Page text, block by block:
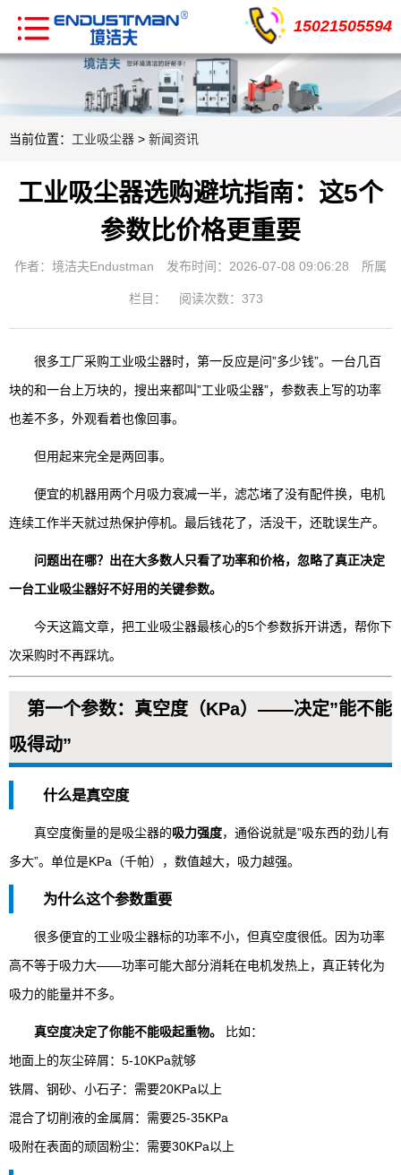
15021505594
当前位置： 工业吸尘器 > 新闻资讯
工业吸尘器选购避坑指南：这5个
参数比价格更重要
作者：境洁夫Endustman 发布时间：2026-07-08 09:06:28 所属
栏目： 阅读次数：373
很多工厂采购工业吸尘器时，第一反应是问”多少钱”。一台几百
块的和一台上万块的，搜出来都叫”工业吸尘器”，参数表上写的功率
也差不多，外观看着也像回事。
但用起来完全是两回事。
便宜的机器用两个月吸力衰减一半，滤芯堵了没有配件换，电机
连续工作半天就过热保护停机。最后钱花了，活没干，还耽误生产。
问题出在哪？出在大多数人只看了功率和价格，忽略了真正决定
一台工业吸尘器好不好用的关键参数。
今天这篇文章，把工业吸尘器最核心的5个参数拆开讲透，帮你下
次采购时不再踩坑。
第一个参数：真空度（KPa）——决定”能不能
吸得动”
什么是真空度
真空度衡量的是吸尘器的吸力强度，通俗说就是”吸东西的劲儿有
多大”。单位是KPa（千帕），数值越大，吸力越强。
为什么这个参数重要
很多便宜的工业吸尘器标的功率不小，但真空度很低。因为功率
高不等于吸力大——功率可能大部分消耗在电机发热上，真正转化为
吸力的能量并不多。
真空度决定了你能不能吸起重物。
比如：
地面上的灰尘碎屑：5-10KPa就够
铁屑、钢砂、小石子：需要20KPa以上
混合了切削液的金属屑：需要25-35KPa
吸附在表面的顽固粉尘：需要30KPa以上